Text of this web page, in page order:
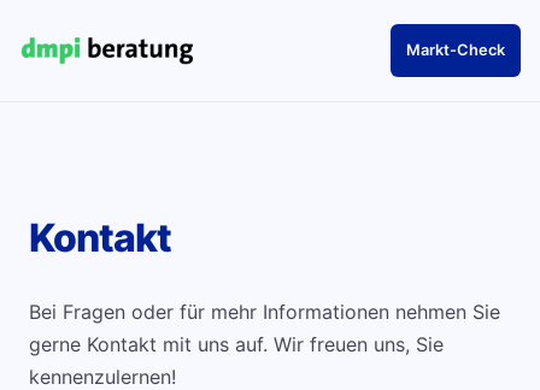
Markt-Check
Kontakt
Bei Fragen oder für mehr Informationen nehmen Sie
gerne Kontakt mit uns auf. Wir freuen uns, Sie
kennenzulernen!